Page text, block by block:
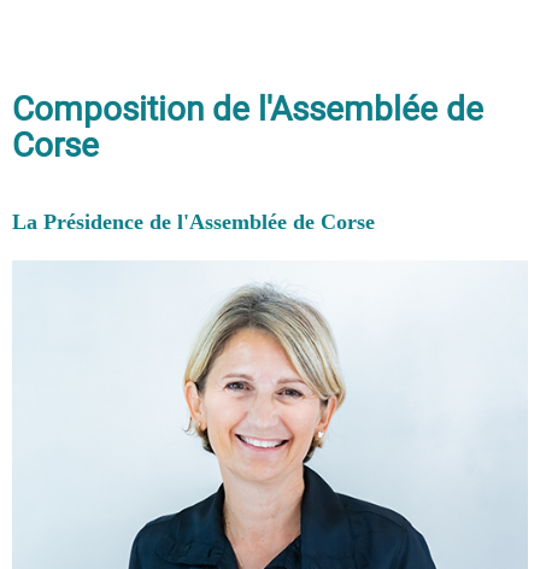
Composition de l'Assemblée de
Corse
La Présidence de l'Assemblée de Corse